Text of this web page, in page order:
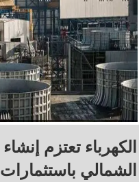
الشمالي باستثمارات 6.5 مليار جنيه